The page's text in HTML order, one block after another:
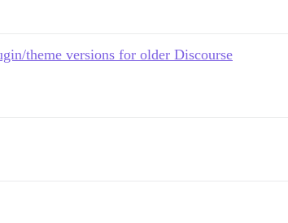
theme versions for older Discourse